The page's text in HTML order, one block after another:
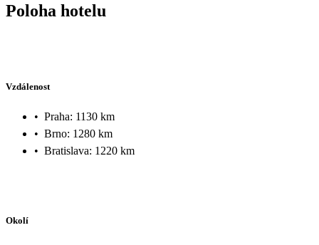
Poloha hotelu
Vzdálenost
• Praha: 1130 km
• Brno: 1280 km
• Bratislava: 1220 km
Okolí